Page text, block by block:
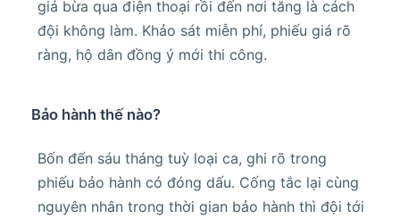
giá bừa qua điện thoại rồi đến nơi tăng là cách
đội không làm. Khảo sát miễn phí, phiếu giá rõ
ràng, hộ dân đồng ý mới thi công.
Bảo hành thế nào?
Bốn đến sáu tháng tuỳ loại ca, ghi rõ trong
phiếu bảo hành có đóng dấu. Cống tắc lại cùng
nguyên nhân trong thời gian bảo hành thì đội tới